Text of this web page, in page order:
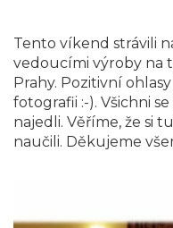
Tento víkend strávili
vedoucími výroby na
Prahy. Pozitivní
fotografii :-). Všichni
najedli. Věříme, že si
naučili. Děkujeme